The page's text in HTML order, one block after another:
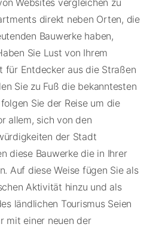
direkt neben Orten, die
Bauwerke haben,
Sie Lust von Ihrem
für Entdecker aus die Straßen
Sie zu Fuß die bekanntesten
Sie der Reise um die
allem, sich von den
der Stadt
diese Bauwerke die in Ihrer
Auf diese Weise fügen Sie als
Aktivität hinzu und als
ländlichen Tourismus Seien
mit einer neuen der